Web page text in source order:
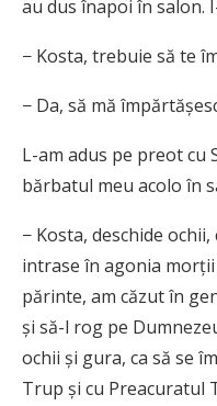
au dus înapoi în salon.
− Kosta, trebuie să te
− Da, să mă
L-am adus pe preot cu
bărbatul meu acolo în
− Kosta, deschide
intrase în agonia
părinte, am căzut în
și să-l rog pe
ochii și gura, ca să se
Trup și cu Preacuratul